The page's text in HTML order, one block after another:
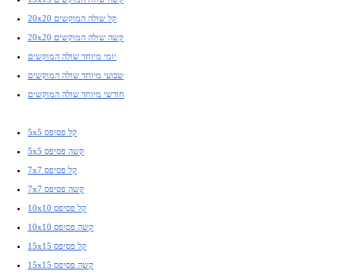
20x20 קל שולה המוקשים
20x20 קשה שולה המוקשים
יומי מיוחד שולה המוקשים
שבועי מיוחד שולה המוקשים
חודשי מיוחד שולה המוקשים
5x5 קל פסיפס
5x5 קשה פסיפס
7x7 קל פסיפס
7x7 קשה פסיפס
10x10 קל פסיפס
10x10 קשה פסיפס
15x15 קל פסיפס
15x15 קשה פסיפס